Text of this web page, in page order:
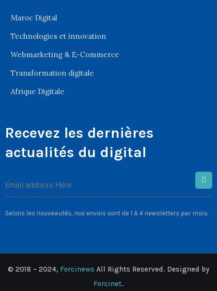
Maroc Digital
Technologies et innovation
Webmarketing & E-Commerce
Transformation digitale
Afrique Digitale
Recevez les dernières
actualités du digital
Selons les nouveautés, nos envois sont de 1 à 4 newsletters par mois.
© 2018 – 2024, Forcinews All Rights Reserved. Designed by
Forcinet.